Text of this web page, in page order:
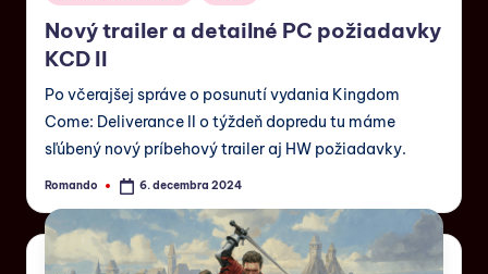
Nový trailer a detailné PC požiadavky
KCD II
Po včerajšej správe o posunutí vydania Kingdom
Come: Deliverance II o týždeň dopredu tu máme
sľúbený nový príbehový trailer aj HW požiadavky.
Romando 6. decembra 2024